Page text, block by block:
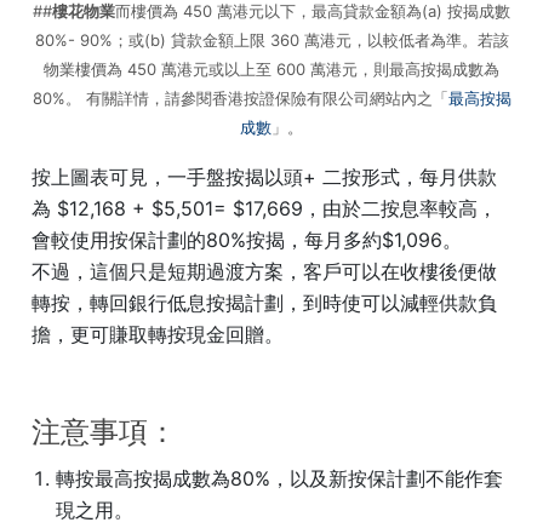
##樓花物業而樓價為 450 萬港元以下，最高貸款金額為(a) 按揭成數
80%- 90%；或(b) 貸款金額上限 360 萬港元，以較低者為準。若該
物業樓價為 450 萬港元或以上至 600 萬港元，則最高按揭成數為
80%。 有關詳情，請參閱香港按證保險有限公司網站內之「最高按揭
成數 」。
按上圖表可見，一手盤按揭以頭+ 二按形式，每月供款
為 $12,168 + $5,501= $17,669，由於二按息率較高，
會較使用按保計劃的80%按揭，每月多約$1,096。
不過，這個只是短期過渡方案，客戶可以在收樓後便做
轉按，轉回銀行低息按揭計劃，到時使可以減輕供款負
擔，更可賺取轉按現金回贈。
注意事項：
轉按最高按揭成數為80%，以及新按保計劃不能作套
現之用。